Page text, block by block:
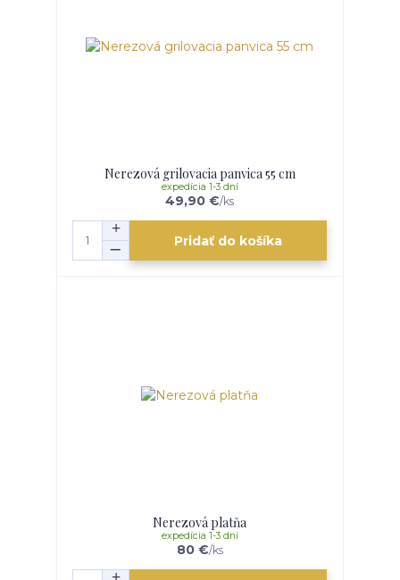
Nerezová grilovacia panvica 55 cm
49,90 €/ks
expedícia 1-3 dní
Pridať do košíka
Nerezová platňa
80 €/ks
expedícia 1-3 dní